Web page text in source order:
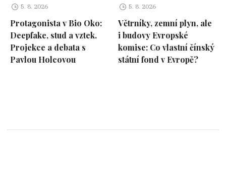
5. 8. 2026
Protagonista v Bio Oko:
Deepfake, stud a vztek.
Projekce a debata s
Pavlou Holcovou
5. 8. 2026
Větrníky, zemní plyn, ale
i budovy Evropské
komise: Co vlastní čínský
státní fond v Evropě?